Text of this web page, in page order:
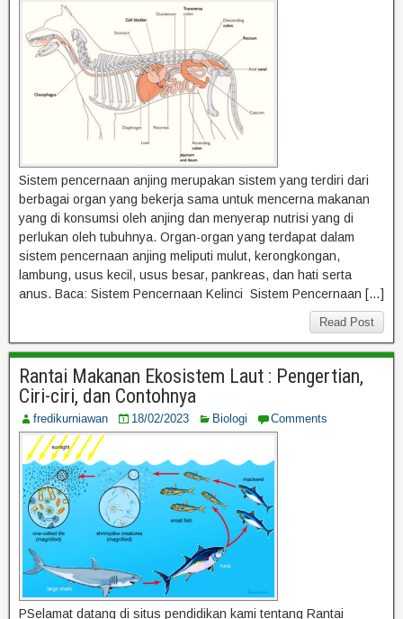
Sistem pencernaan anjing merupakan sistem yang terdiri dari
berbagai organ yang bekerja sama untuk mencerna makanan
yang di konsumsi oleh anjing dan menyerap nutrisi yang di
perlukan oleh tubuhnya. Organ-organ yang terdapat dalam
sistem pencernaan anjing meliputi mulut, kerongkongan,
lambung, usus kecil, usus besar, pankreas, dan hati serta
anus. Baca: Sistem Pencernaan Kelinci Sistem Pencernaan […]
Read Post
Rantai Makanan Ekosistem Laut : Pengertian,
Ciri-ciri, dan Contohnya
fredikurniawan 18/02/2023 Biologi Comments
PSelamat datang di situs pendidikan kami tentang Rantai